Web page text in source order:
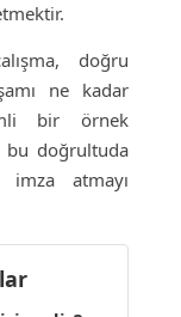
doğru
ne kadar
bir örnek
doğrultuda
imza atmayı